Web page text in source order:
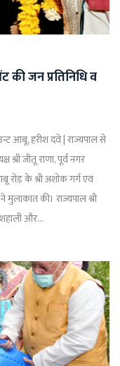
की जन प्रतिनिधि व
आबू, हरीश दवे | राज्यपाल से
जीतू राणा, पूर्व नगर
रोड़ के श्री अशोक गर्ग एवं
की। राज्यपाल श्री
और...